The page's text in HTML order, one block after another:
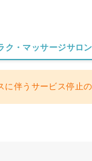
ク・マッサージサロン
に伴うサービス停止